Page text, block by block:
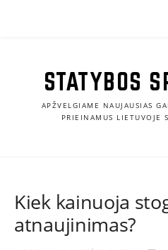
STATYBOS
APŽVELGIAME NAUJAUSIAS
PRIEINAMUS LIETUVOJE
Kiek kainuoja
atnaujinimas?